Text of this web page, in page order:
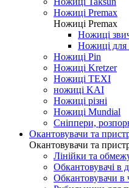
Ножиці Premax
Ножиці Premax
Ножиці
Ножиці для
Ножиці Pin
Ножиці Kretzer
Ножиці TEXI
ножиці KAI
Ножиці різні
Ножиці Mundial
Сніппери,
Окантовувачи та
Окантовувачи та
Лінійки та
Обкантовувачі в
Обкантовувачи в